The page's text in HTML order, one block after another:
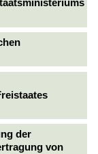
der
von